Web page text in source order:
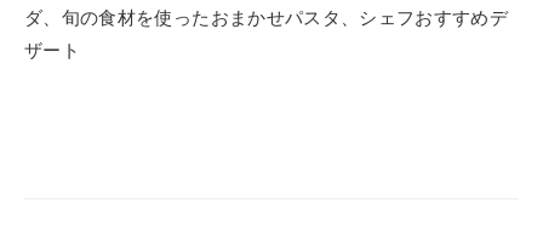
ダ、旬の食材を使ったおまかせパスタ、シェフおすすめデ
ザート